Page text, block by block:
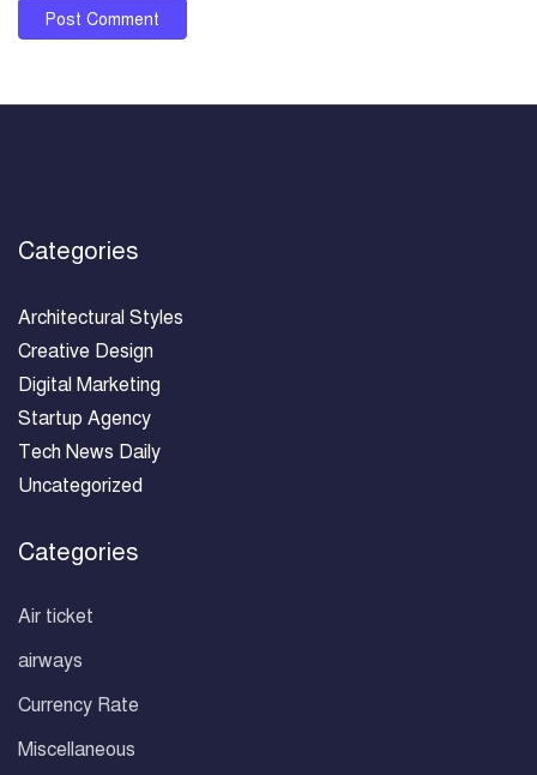
Categories
Architectural Styles
Creative Design
Digital Marketing
Startup Agency
Tech News Daily
Uncategorized
Categories
Air ticket
airways
Currency Rate
Miscellaneous